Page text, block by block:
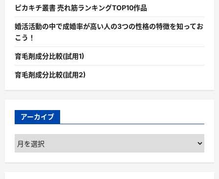
ピカキチ叢書 売れ筋ランキングTOP10作品
婚活活動の中で成婚率が高い人の3つの性格の特徴を知ってお
こう！
育毛剤成分比較(試用1)
育毛剤成分比較(試用2)
アーカイブ
ア
ー
カ